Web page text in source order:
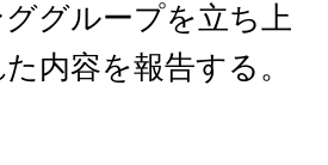
グループを立ち上
内容を報告する。